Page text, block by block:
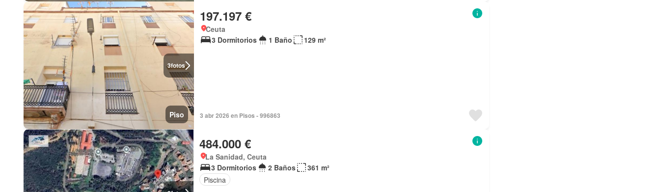
3fotos
Piso
197.197 €
Ceuta
3 Dormitorios
1 Baño 129 m²
3 abr 2026 en Pisos - 996863
484.000 €
La Sanidad, Ceuta
3 Dormitorios
2 Baños
361 m²
Piscina